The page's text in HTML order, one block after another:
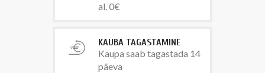
al. 0€
KAUBA TAGASTAMINE
Kaupa saab tagastada 14
päeva